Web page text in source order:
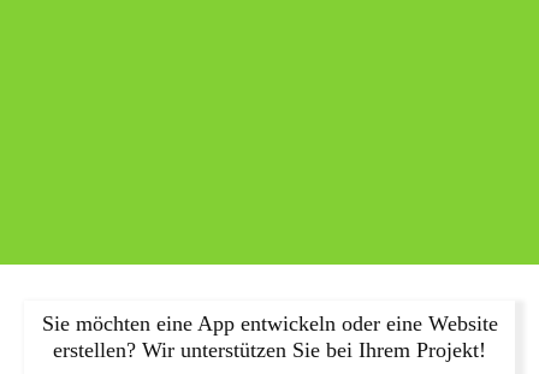
Sie möchten eine App entwickeln oder eine Website
erstellen? Wir unterstützen Sie bei Ihrem Projekt!